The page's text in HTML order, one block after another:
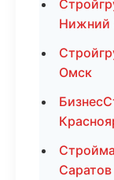
Нижний
Омск
Саратов